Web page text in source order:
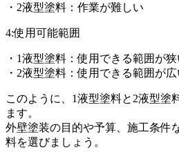
・2液型塗料：作業が難しい
4:使用可能範囲
・1液型塗料：使用できる範囲が狭
・2液型塗料：使用できる範囲が広
このように、1液型塗料と2液型塗
ます。
外壁塗装の目的や予算、施工条件
料を選びましょう。